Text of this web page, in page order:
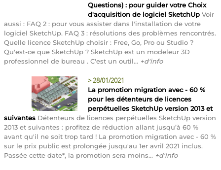
Questions) : pour guider votre Choix
d'acquisition de logiciel SketchUp Voir
aussi : FAQ 2 : pour vous assister dans l'installation de votre
logiciel SketchUp. FAQ 3 : résolutions des problèmes rencontrés.
Quelle licence SketchUp choisir : Free, Go, Pro ou Studio ?
Qu'est-ce que SketchUp ? SketchUp est un modeleur 3D
professionnel de bureau . C'est un outil... +d'info
>28/01/2021
La promotion migration avec - 60 %
pour les détenteurs de licences
perpétuelles SketchUp version 2013 et
suivantes Détenteurs de licences perpétuelles SketchUp version
2013 et suivantes : profitez de réduction allant jusqu’à 60 %
avant qu'il ne soit trop tard ! La promotion migration avec - 60 %
sur le prix public est prolongée jusqu'au 1er avril 2021 inclus.
Passée cette date*, la promotion sera moins... +d'info